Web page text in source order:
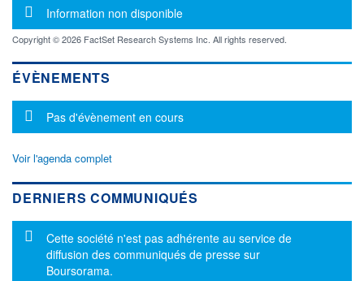
Message d'information
Information non disponible
Copyright © 2026 FactSet Research Systems Inc. All rights reserved.
ÉVÈNEMENTS
Message d'information
Pas d'évènement en cours
Voir l'agenda complet
DERNIERS COMMUNIQUÉS
Message d'information
Cette société n'est pas adhérente au service de
diffusion des communiqués de presse sur
Boursorama.